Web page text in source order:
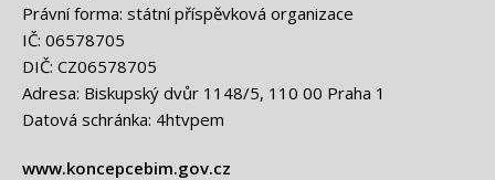
Právní forma: státní příspěvková organizace
IČ: 06578705
DIČ: CZ06578705
Adresa: Biskupský dvůr 1148/5, 110 00 Praha 1
Datová schránka: 4htvpem
www.koncepcebim.gov.cz